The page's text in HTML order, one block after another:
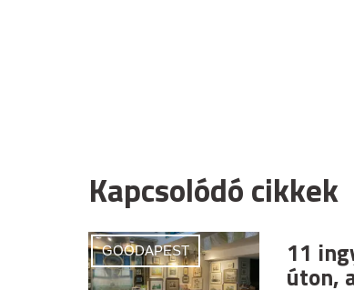
Kapcsolódó cikkek
GOODAPEST 11
úton,